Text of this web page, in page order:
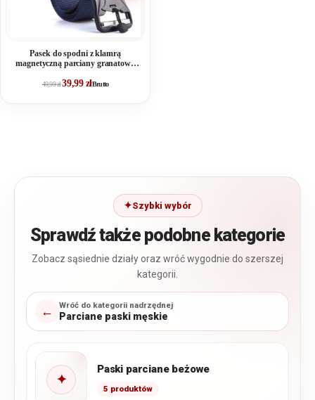
Pasek do spodni z klamrą
magnetyczną parciany granatowy
49,99zł39,99 złBrutto
Szybki wybór
Sprawdź także podobne kategorie
Zobacz sąsiednie działy oraz wróć wygodnie do szerszej
kategorii.
← Wróć do kategorii nadrzędnej
Parciane paski męskie
✦
Paski parciane beżowe
5 produktów